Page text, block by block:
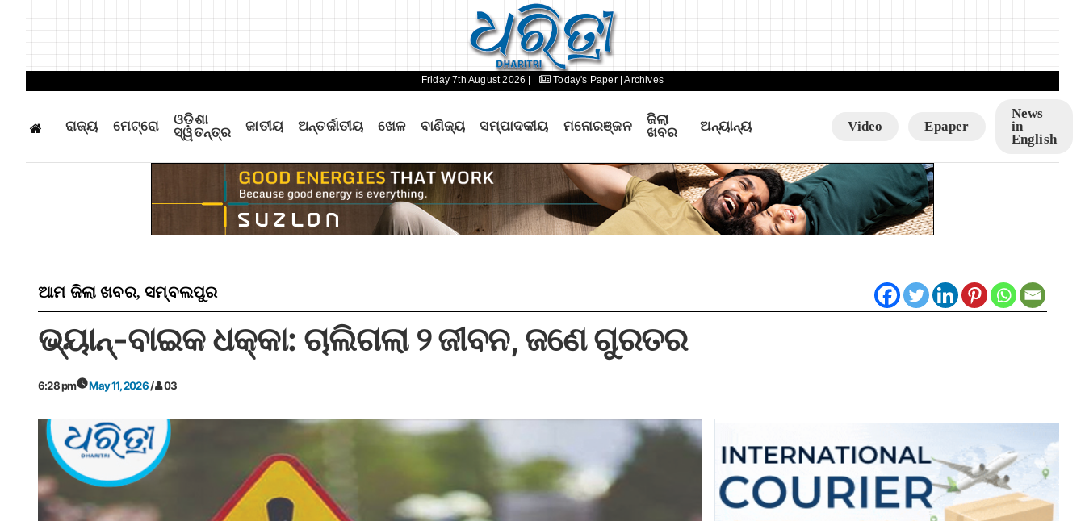
Friday 7th August 2026 | Today's Paper | Archives
ରାଜ୍ୟ ମେଟ୍ରୋ
ଓଡ଼ିଶା
ସ୍ୱତନ୍ତ୍ର
ଜାତୀୟ ଅନ୍ତର୍ଜାତୀୟ ଖେଳ ବାଣିଜ୍ୟ ସମ୍ପାଦକୀୟ ମନୋରଞ୍ଜନ
ଜିଲା
ଖବର
ଅନ୍ୟାନ୍ୟ Video Epaper
News
in
English
ଆମ ଜିଲା ଖବର,ସମ୍ବଲପୁର
ଭ୍ୟାନ୍‌-ବାଇକ ଧକ୍କା: ଚାଲିଗଲା ୨ ଜୀବନ, ଜଣେ ଗୁରତର
6:28 pm May 11, 2026/ 03